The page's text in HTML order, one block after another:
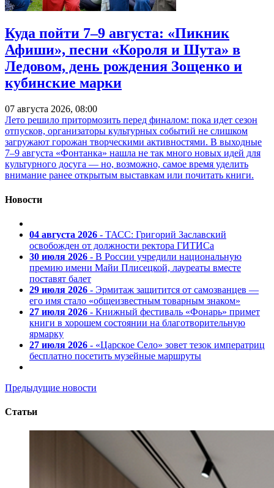
Куда пойти 7–9 августа: «Пикник
Афиши», песни «Короля и Шута» в
Ледовом, день рождения Зощенко и
кубинские марки
07 августа 2026, 08:00
Лето решило притормозить перед финалом: пока идет сезон
отпусков, организаторы культурных событий не слишком
загружают горожан творческими активностями. В выходные
7–9 августа «Фонтанка» нашла не так много новых идей для
культурного досуга — но, возможно, самое время уделить
внимание ранее открытым выставкам или почитать книги.
Новости
04 августа 2026 - ТАСС: Григорий Заславский
освобожден от должности ректора ГИТИСа
30 июля 2026 - В России учредили национальную
премию имени Майи Плисецкой, лауреаты вместе
поставят балет
29 июля 2026 - Эрмитаж защитится от самозванцев —
его имя стало «общеизвестным товарным знаком»
27 июля 2026 - Книжный фестиваль «Фонарь» примет
книги в хорошем состоянии на благотворительную
ярмарку
27 июля 2026 - «Царское Село» зовет тезок императриц
бесплатно посетить музейные маршруты
Предыдущие новости
Статьи